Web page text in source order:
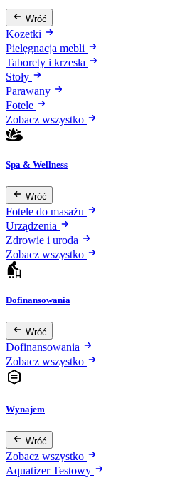
Wróć
Kozetki
Pielęgnacja mebli
Taborety i krzesła
Stoły
Parawany
Fotele
Zobacz wszystko
Spa & Wellness
Wróć
Fotele do masażu
Urządzenia
Zdrowie i uroda
Zobacz wszystko
Dofinansowania
Wróć
Dofinansowania
Zobacz wszystko
Wynajem
Wróć
Zobacz wszystko
Aquatizer Testowy